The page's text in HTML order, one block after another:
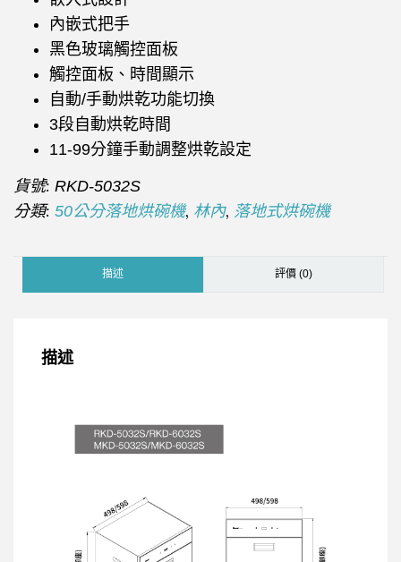
內嵌式把手
黑色玻璃觸控面板
觸控面板、時間顯示
自動/手動烘乾功能切換
3段自動烘乾時間
11-99分鐘手動調整烘乾設定
貨號: RKD-5032S
分類: 50公分落地烘碗機, 林內, 落地式烘碗機
描述 評價 (0)
描述